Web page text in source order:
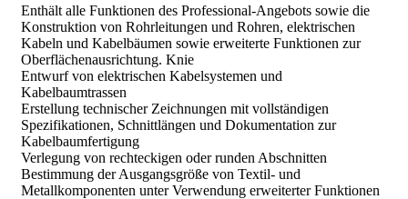
Enthält alle Funktionen des Professional-Angebots sowie die
Konstruktion von Rohrleitungen und Rohren, elektrischen
Kabeln und Kabelbäumen sowie erweiterte Funktionen zur
Oberflächenausrichtung. Knie
Entwurf von elektrischen Kabelsystemen und
Kabelbaumtrassen
Erstellung technischer Zeichnungen mit vollständigen
Spezifikationen, Schnittlängen und Dokumentation zur
Kabelbaumfertigung
Verlegung von rechteckigen oder runden Abschnitten
Bestimmung der Ausgangsgröße von Textil- und
Metallkomponenten unter Verwendung erweiterter Funktionen